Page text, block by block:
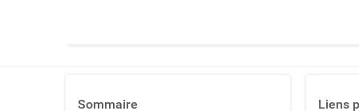
Sommaire Liens